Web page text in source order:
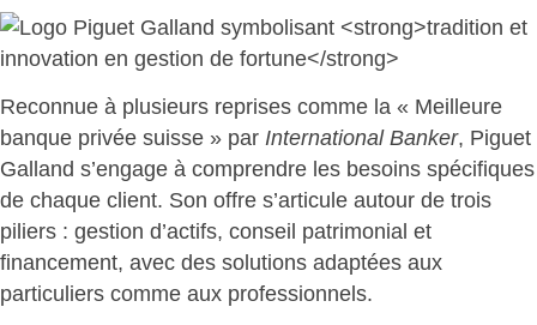
Reconnue à plusieurs reprises comme la « Meilleure
banque privée suisse » par International Banker, Piguet
Galland s’engage à comprendre les besoins spécifiques
de chaque client. Son offre s’articule autour de trois
piliers : gestion d’actifs, conseil patrimonial et
financement, avec des solutions adaptées aux
particuliers comme aux professionnels.